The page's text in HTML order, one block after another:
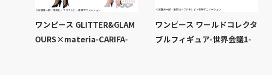
ワンピース GLITTER&GLAM
OURS×materia-CARIFA-
ワンピース ワールドコレクタ
ブルフィギュア-世界会議1-